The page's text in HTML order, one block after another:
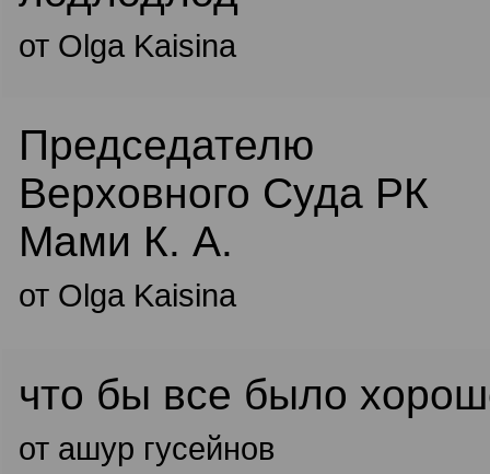
от Olga Kaisina
Председателю
Верховного Суда РК
Мами К. А.
от Olga Kaisina
что бы все было
от ашур гусейнов